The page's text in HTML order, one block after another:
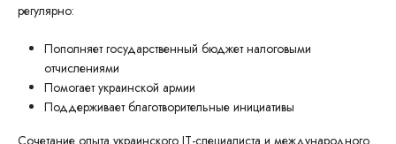
регулярно:
Пополняет государственный бюджет налоговыми
отчислениями
Помогает украинской армии
Поддерживает благотворительные инициативы